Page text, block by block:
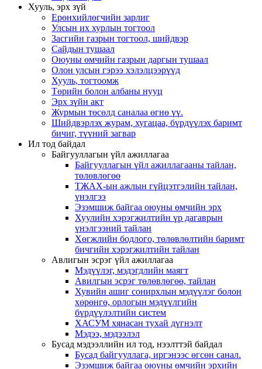
Хууль, эрх зүй
Ерөнхийлөгчийн зарлиг
Улсын их хурлын тогтоол
Засгийн газрын тогтоол, шийдвэр
Сайдын тушаал
Оюуны өмчийн газрын даргын тушаал
Олон улсын гэрээ хэлэлцээрүүд
Хууль, тогтоомж
Төрийн болон албаны нууц
Эрх зүйн акт
Журмын төсөлд саналаа өгнө үү.
Шийдвэрлэх журам, хугацаа, бүрдүүлэх баримт
бичиг, түүний загвар
Ил тод байдал
Байгууллагын үйл ажиллагаа
Байгууллагын үйл ажиллагааны тайлан,
төлөвлөгөө
ТЖАХ-ын ажлын гүйцэтгэлийн тайлан,
үнэлгээ
Эзэмшиж байгаа оюуны өмчийн эрх
Хуулийн хэрэгжилтийн үр дагаврын
үнэлгээний тайлан
Хөгжлийн бодлого, төлөвлөлтийн баримт
бичгийн хэрэгжилтийн тайлан
Авлигын эсрэг үйл ажиллагаа
Мэдүүлэг, мэдэгдлийн маягт
Авилгын эсрэг төлөвлөгөө, тайлан
Хувийн ашиг сонирхлын мэдүүлэг болон
хөрөнгө, орлогын мэдүүлгийн
бүрдүүлэлтийн систем
ХАСУМ хянасан тухай дүгнэлт
Мэдээ, мэдээлэл
Бусад мэдээллийн ил тод, нээлттэй байдал
Бусад байгууллага, иргэнээс өгсөн санал.
Эзэмшиж байгаа оюуны өмчийн эрхийн